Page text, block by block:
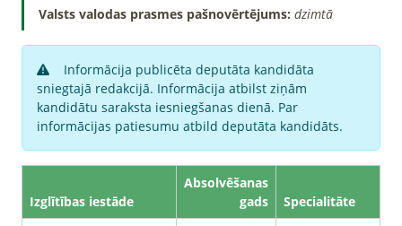
Valsts valodas prasmes pašnovērtējums: dzimtā
Informācija publicēta deputāta kandidāta
sniegtajā redakcijā. Informācija atbilst ziņām
kandidātu saraksta iesniegšanas dienā. Par
informācijas patiesumu atbild deputāta kandidāts.
Izglītības iestāde
Absolvēšanas
gads
Specialitāte